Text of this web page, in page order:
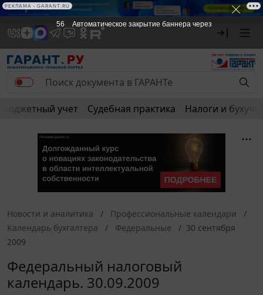
Бюджетный учет Судебная практика Налоги и
Новости и аналитика
Профессиональные календари
Календарь бухгалтера
Федеральные
30 сентября
2009
Федеральный налоговый
календарь. 30.09.2009
56 Автоматическое закрытие баннера через
РЕКЛАМА • GARANT.RU